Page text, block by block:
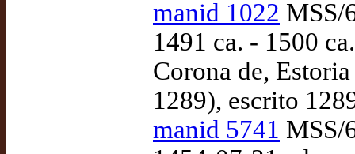
manid 1022 MSS/
1491 ca. - 1500
Corona de,
1289), escrito
manid 5741 MSS/